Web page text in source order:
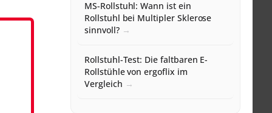
MS-Rollstuhl: Wann ist ein
Rollstuhl bei Multipler Sklerose
sinnvoll?
Rollstuhl-Test: Die faltbaren E-
Rollstühle von ergoflix im
Vergleich